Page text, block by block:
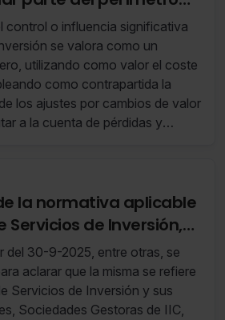
contable
control o influencia significativa
se valora como un
utilizando como valor el coste
como contrapartida la
los ajustes por cambios de valor
a la cuenta de pérdidas y
la normativa aplicable
Servicios de Inversión,
de Instituciones
y Sociedades
de Inversión de
del 30-9-2025, entre otras, se
aclarar que la misma se refiere
Servicios de Inversión y sus
Sociedades Gestoras de IIC,